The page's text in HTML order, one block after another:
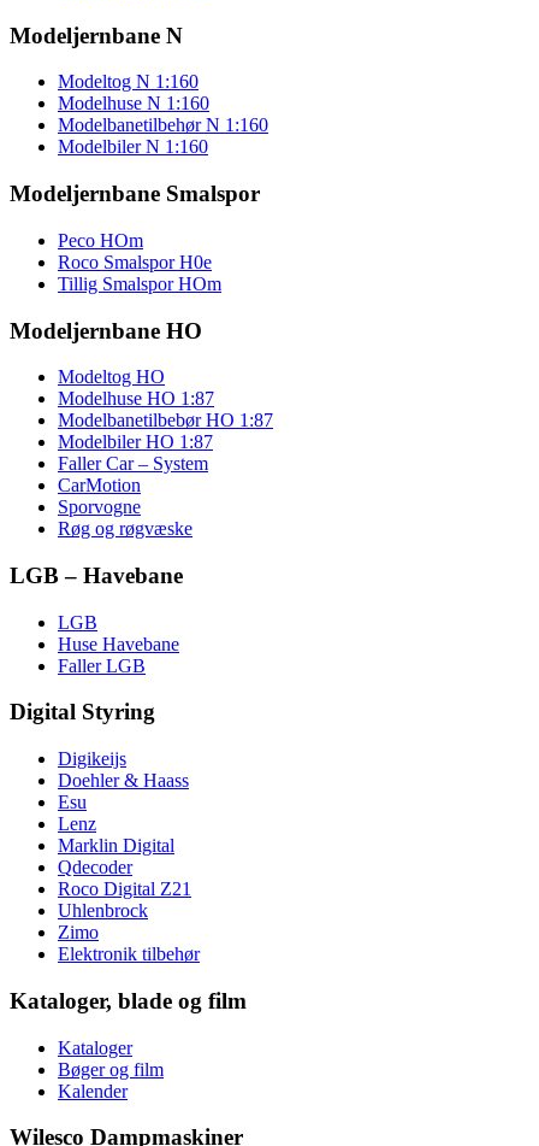
Modeljernbane N
Modeltog N 1:160
Modelhuse N 1:160
Modelbanetilbehør N 1:160
Modelbiler N 1:160
Modeljernbane Smalspor
Peco HOm
Roco Smalspor H0e
Tillig Smalspor HOm
Modeljernbane HO
Modeltog HO
Modelhuse HO 1:87
Modelbanetilbebør HO 1:87
Modelbiler HO 1:87
Faller Car – System
CarMotion
Sporvogne
Røg og røgvæske
LGB – Havebane
LGB
Huse Havebane
Faller LGB
Digital Styring
Digikeijs
Doehler & Haass
Esu
Lenz
Marklin Digital
Qdecoder
Roco Digital Z21
Uhlenbrock
Zimo
Elektronik tilbehør
Kataloger, blade og film
Kataloger
Bøger og film
Kalender
Wilesco Dampmaskiner